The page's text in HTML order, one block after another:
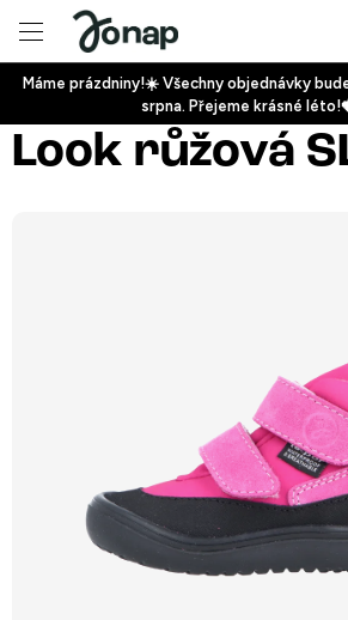
obsah
Máme prázdniny!☀️ Všechny objednávky
srpna. Přejeme krásné
Look růžová